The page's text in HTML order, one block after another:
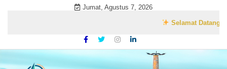
Jumat, Agustus 7, 2026
Selamat Datang di